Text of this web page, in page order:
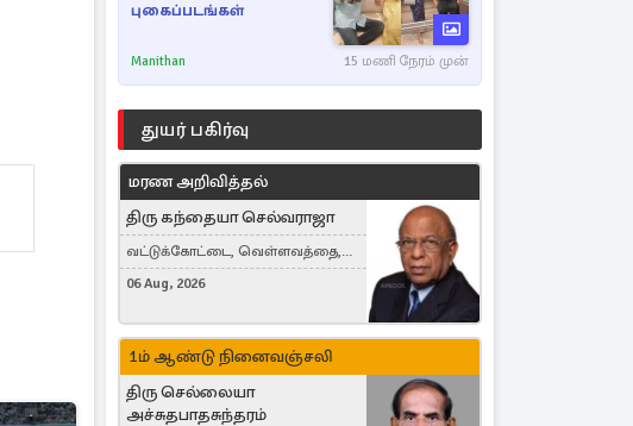
புகைப்படங்கள்
Manithan 15 மணி நேரம் முன்
துயர் பகிர்வு
மரண அறிவித்தல்
திரு கந்தையா செல்வராஜா
வட்டுக்கோட்டை, வெள்ளவத்தை,
Toronto, Canada
06 Aug, 2026
1ம் ஆண்டு நினைவஞ்சலி
திரு செல்லையா
அச்சுதபாதசுந்தரம்